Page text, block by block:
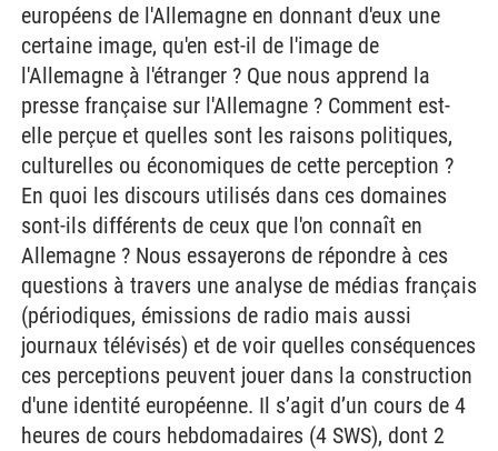
européens de l'Allemagne en donnant d'eux une
certaine image, qu'en est-il de l'image de
l'Allemagne à l'étranger ? Que nous apprend la
presse française sur l'Allemagne ? Comment est-
elle perçue et quelles sont les raisons politiques,
culturelles ou économiques de cette perception ?
En quoi les discours utilisés dans ces domaines
sont-ils différents de ceux que l'on connaît en
Allemagne ? Nous essayerons de répondre à ces
questions à travers une analyse de médias français
(périodiques, émissions de radio mais aussi
journaux télévisés) et de voir quelles conséquences
ces perceptions peuvent jouer dans la construction
d'une identité européenne. Il s’agit d’un cours de 4
heures de cours hebdomadaires (4 SWS), dont 2